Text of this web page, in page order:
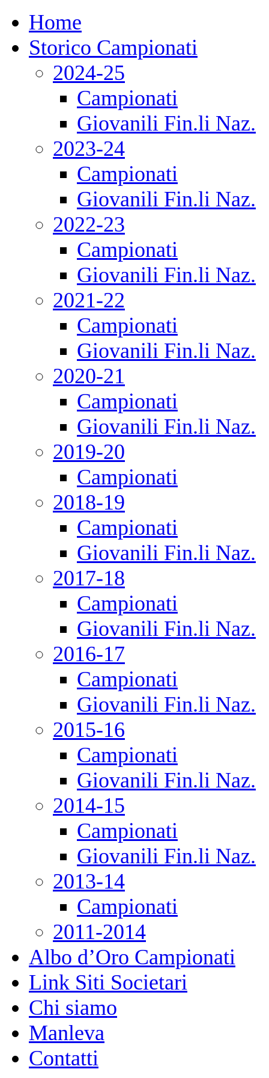
Home
Storico Campionati
2024-25
Campionati
Giovanili Fin.li Naz.
2023-24
Campionati
Giovanili Fin.li Naz.
2022-23
Campionati
Giovanili Fin.li Naz.
2021-22
Campionati
Giovanili Fin.li Naz.
2020-21
Campionati
Giovanili Fin.li Naz.
2019-20
Campionati
2018-19
Campionati
Giovanili Fin.li Naz.
2017-18
Campionati
Giovanili Fin.li Naz.
2016-17
Campionati
Giovanili Fin.li Naz.
2015-16
Campionati
Giovanili Fin.li Naz.
2014-15
Campionati
Giovanili Fin.li Naz.
2013-14
Campionati
2011-2014
Albo d’Oro Campionati
Link Siti Societari
Chi siamo
Manleva
Contatti